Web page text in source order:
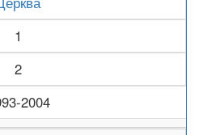
1
2
2004